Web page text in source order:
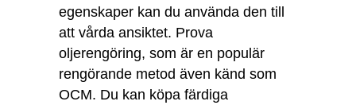
egenskaper kan du använda den till
att vårda ansiktet. Prova
oljerengöring, som är en populär
rengörande metod även känd som
OCM. Du kan köpa färdiga